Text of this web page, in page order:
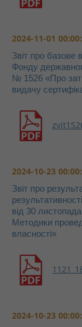
2024-11-01
Звіт про базове
Фонду
№ 1526 «Про
видачу
2024-10-23
Звіт про
від 30
Методики
власності»
2024-10-23